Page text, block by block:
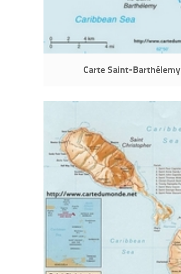
Carte Saint-Barthélemy